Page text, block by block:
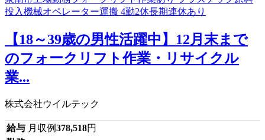
【18～39歳の男性活躍中】12月末まで
のフォークリフト作業・リサイクル
業...
株式会社ウイルテック
給与 月収例378,518円